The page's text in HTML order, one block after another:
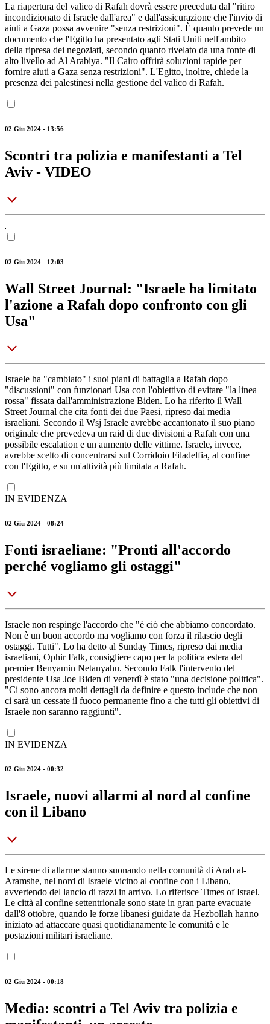
La riapertura del valico di Rafah dovrà essere preceduta dal "ritiro
incondizionato di Israele dall'area" e dall'assicurazione che l'invio di
aiuti a Gaza possa avvenire "senza restrizioni". È quanto prevede un
documento che l'Egitto ha presentato agli Stati Uniti nell'ambito
della ripresa dei negoziati, secondo quanto rivelato da una fonte di
alto livello ad Al Arabiya. "Il Cairo offrirà soluzioni rapide per
fornire aiuti a Gaza senza restrizioni". L'Egitto, inoltre, chiede la
presenza dei palestinesi nella gestione del valico di Rafah.
02 Giu 2024 - 13:56
Scontri tra polizia e manifestanti a Tel
Aviv - VIDEO
02 Giu 2024 - 12:03
Wall Street Journal: "Israele ha limitato
l'azione a Rafah dopo confronto con gli
Usa"
Israele ha "cambiato" i suoi piani di battaglia a Rafah dopo
"discussioni" con funzionari Usa con l'obiettivo di evitare "la linea
rossa" fissata dall'amministrazione Biden. Lo ha riferito il Wall
Street Journal che cita fonti dei due Paesi, ripreso dai media
israeliani. Secondo il Wsj Israele avrebbe accantonato il suo piano
originale che prevedeva un raid di due divisioni a Rafah con una
possibile escalation e un aumento delle vittime. Israele, invece,
avrebbe scelto di concentrarsi sul Corridoio Filadelfia, al confine
con l'Egitto, e su un'attività più limitata a Rafah.
IN EVIDENZA
02 Giu 2024 - 08:24
Fonti israeliane: "Pronti all'accordo
perché vogliamo gli ostaggi"
Israele non respinge l'accordo che "è ciò che abbiamo concordato.
Non è un buon accordo ma vogliamo con forza il rilascio degli
ostaggi. Tutti". Lo ha detto al Sunday Times, ripreso dai media
israeliani, Ophir Falk, consigliere capo per la politica estera del
premier Benyamin Netanyahu. Secondo Falk l'intervento del
presidente Usa Joe Biden di venerdì è stato "una decisione politica".
"Ci sono ancora molti dettagli da definire e questo include che non
ci sarà un cessate il fuoco permanente fino a che tutti gli obiettivi di
Israele non saranno raggiunti".
IN EVIDENZA
02 Giu 2024 - 00:32
Israele, nuovi allarmi al nord al confine
con il Libano
Le sirene di allarme stanno suonando nella comunità di Arab al-
Aramshe, nel nord di Israele vicino al confine con i Libano,
avvertendo del lancio di razzi in arrivo. Lo riferisce Times of Israel.
Le città al confine settentrionale sono state in gran parte evacuate
dall'8 ottobre, quando le forze libanesi guidate da Hezbollah hanno
iniziato ad attaccare quasi quotidianamente le comunità e le
postazioni militari israeliane.
02 Giu 2024 - 00:18
Media: scontri a Tel Aviv tra polizia e